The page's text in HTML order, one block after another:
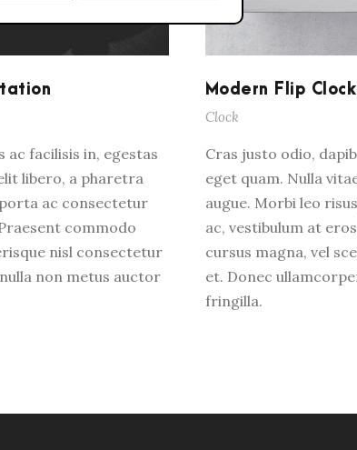
e
ac facilisis in, egestas
libero, a pharetra
ac consectetur
commodo
nisl consectetur
non metus auctor
Modern Flip Clock
Clock
Cras justo odio,
eget quam. Nulla
augue. Morbi leo
ac, vestibulum at
cursus magna, vel
et. Donec
fringilla.